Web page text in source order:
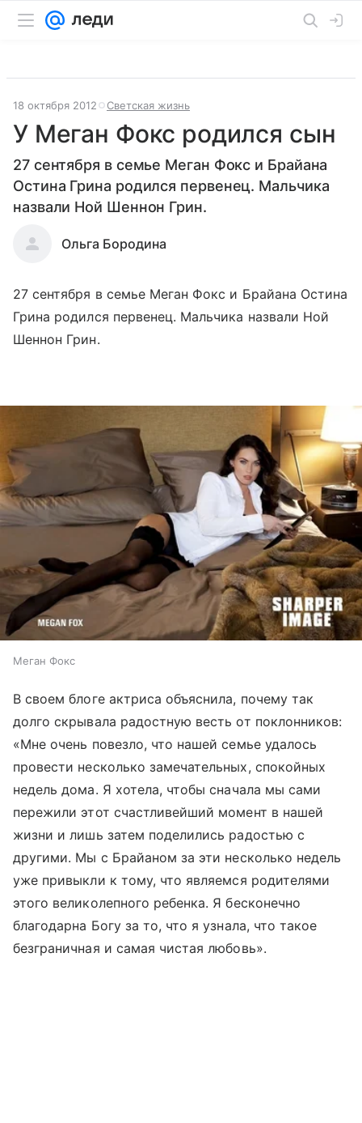
18 октября 2012 Светская жизнь
У Меган Фокс родился сын
27 сентября в семье Меган Фокс и Брайана
Остина Грина родился первенец. Мальчика
назвали Ной Шеннон Грин.
Ольга Бородина
27 сентября в семье Меган Фокс и Брайана Остина
Грина родился первенец. Мальчика назвали Ной
Шеннон Грин.
Меган Фокс
В своем блоге актриса объяснила, почему так
долго скрывала радостную весть от поклонников:
«Мне очень повезло, что нашей семье удалось
провести несколько замечательных, спокойных
недель дома. Я хотела, чтобы сначала мы сами
пережили этот счастливейший момент в нашей
жизни и лишь затем поделились радостью с
другими. Мы с Брайаном за эти несколько недель
уже привыкли к тому, что являемся родителями
этого великолепного ребенка. Я бесконечно
благодарна Богу за то, что я узнала, что такое
безграничная и самая чистая любовь».